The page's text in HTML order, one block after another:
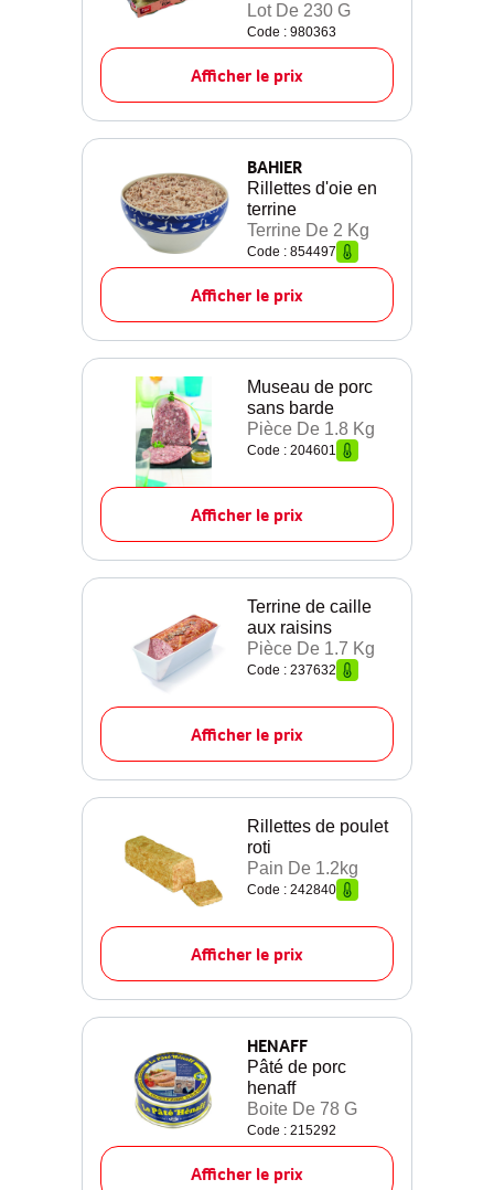
Lot De 230 G
Code : 980363
Afficher le prix
BAHIER
Rillettes d'oie en
terrine
Terrine De 2 Kg
Code : 854497
Afficher le prix
Museau de porc
sans barde
Pièce De 1.8 Kg
Code : 204601
Afficher le prix
Terrine de caille
aux raisins
Pièce De 1.7 Kg
Code : 237632
Afficher le prix
Rillettes de poulet
roti
Pain De 1.2kg
Code : 242840
Afficher le prix
HENAFF
Pâté de porc
henaff
Boite De 78 G
Code : 215292
Afficher le prix